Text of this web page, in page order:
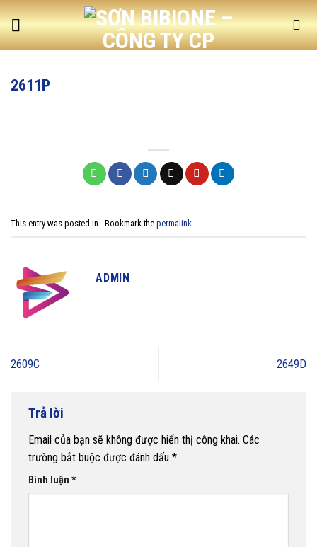
Skip
content
2611P
This entry was posted in . Bookmark the permalink.
ADMIN
2609C 2649D
Trả lời
Email của bạn sẽ không được hiển thị công khai. Các
trường bắt buộc được đánh dấu *
Bình luận *